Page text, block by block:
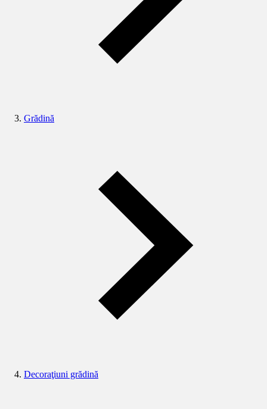
Grădină
Decoraţiuni grădină